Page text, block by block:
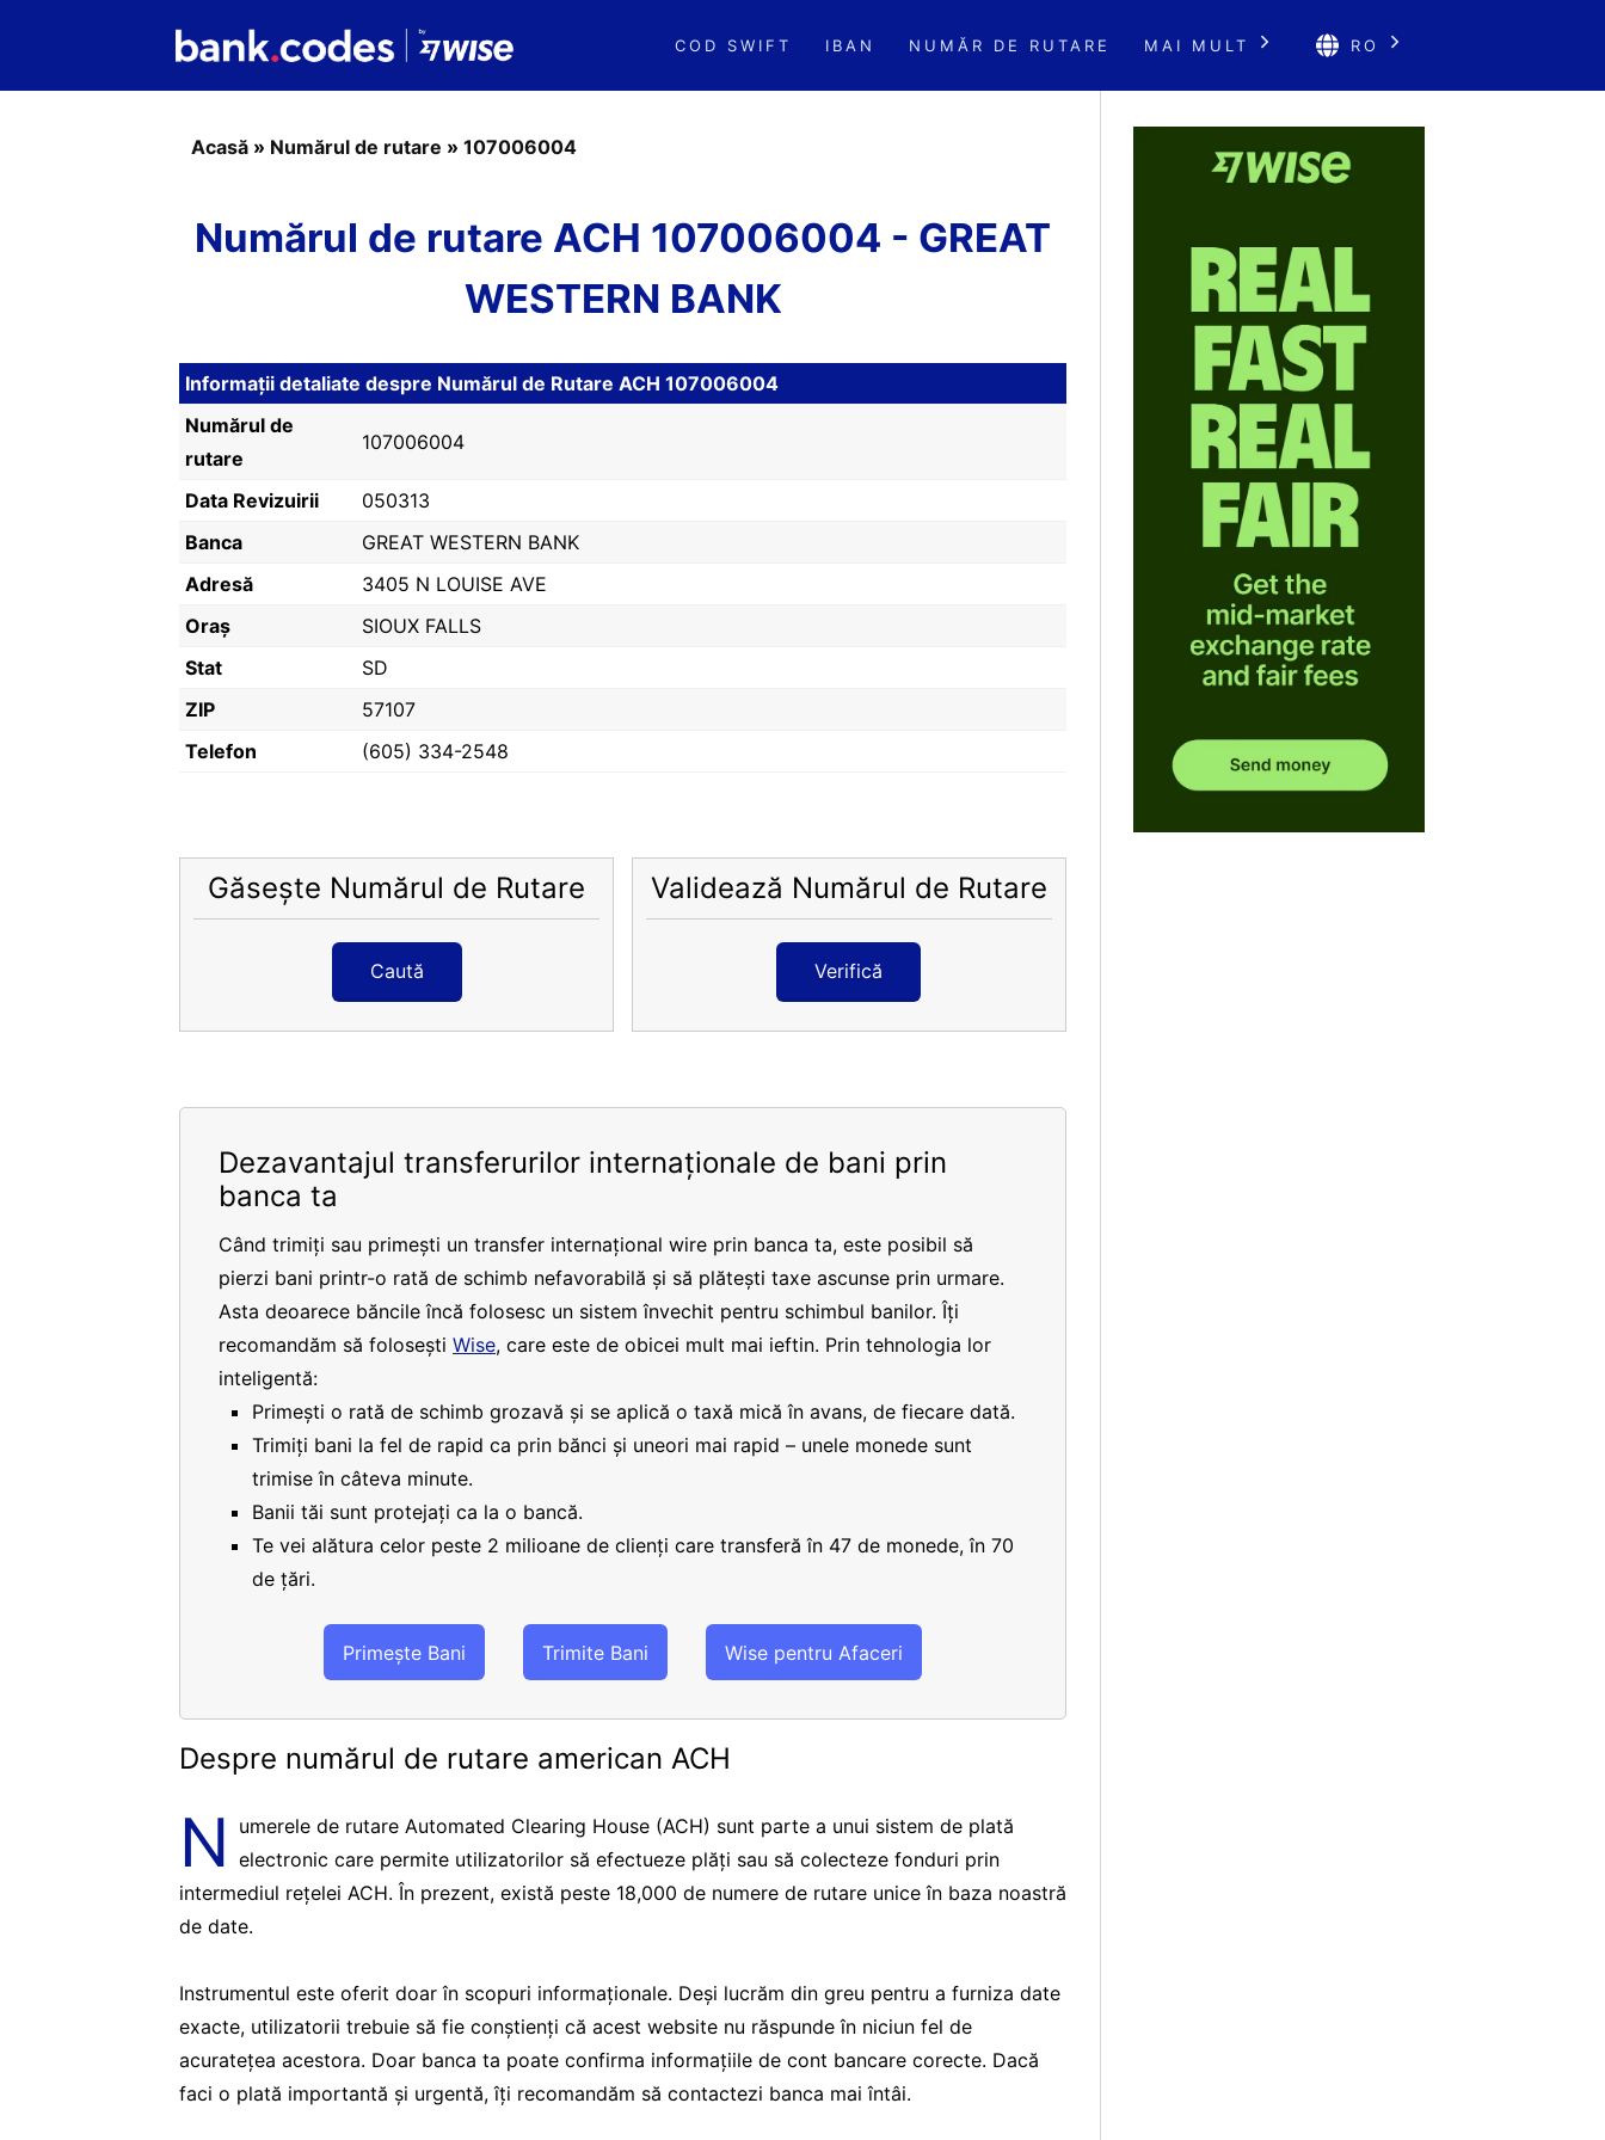
COD SWIFT IBAN NUMĂR DE RUTARE MAI MULT RO
Acasă » Numărul de rutare » 107006004
Numărul de rutare ACH 107006004 - GREAT
WESTERN BANK
Informații detaliate despre Numărul de Rutare ACH 107006004
Numărul de
rutare
107006004
Data Revizuirii
050313
Banca
GREAT WESTERN BANK
Adresă
3405 N LOUISE AVE
Oraș
SIOUX FALLS
Stat
SD
ZIP
57107
Telefon
(605) 334-2548
Găsește Numărul de Rutare
Caută
Validează Numărul de Rutare
Verifică
Dezavantajul transferurilor internaționale de bani prin
banca ta
Când trimiți sau primești un transfer internațional wire prin banca ta, este posibil să
pierzi bani printr-o rată de schimb nefavorabilă și să plătești taxe ascunse prin urmare.
Asta deoarece băncile încă folosesc un sistem învechit pentru schimbul banilor. Îți
recomandăm să folosești Wise, care este de obicei mult mai ieftin. Prin tehnologia lor
inteligentă:
Primești o rată de schimb grozavă și se aplică o taxă mică în avans, de fiecare dată.
Trimiți bani la fel de rapid ca prin bănci și uneori mai rapid – unele monede sunt
trimise în câteva minute.
Banii tăi sunt protejați ca la o bancă.
Te vei alătura celor peste 2 milioane de clienți care transferă în 47 de monede, în 70
de țări.
Primește Bani Trimite Bani Wise pentru Afaceri
Despre numărul de rutare american ACH
N
umerele de rutare Automated Clearing House (ACH) sunt parte a unui sistem de plată
electronic care permite utilizatorilor să efectueze plăți sau să colecteze fonduri prin
intermediul rețelei ACH. În prezent, există peste 18,000 de numere de rutare unice în baza noastră
de date.
Instrumentul este oferit doar în scopuri informaționale. Deși lucrăm din greu pentru a furniza date
exacte, utilizatorii trebuie să fie conștienți că acest website nu răspunde în niciun fel de
acuratețea acestora. Doar banca ta poate confirma informațiile de cont bancare corecte. Dacă
faci o plată importantă și urgentă, îți recomandăm să contactezi banca mai întâi.